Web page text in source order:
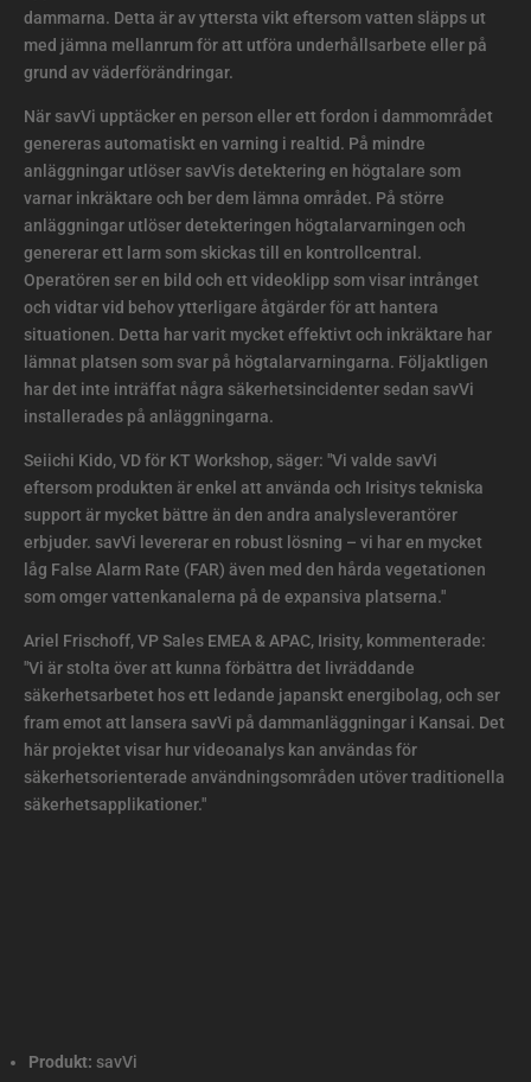
dammarna. Detta är av yttersta vikt eftersom vatten släpps ut
med jämna mellanrum för att utföra underhållsarbete eller på
grund av väderförändringar.
När savVi upptäcker en person eller ett fordon i dammområdet
genereras automatiskt en varning i realtid. På mindre
anläggningar utlöser savVis detektering en högtalare som
varnar inkräktare och ber dem lämna området. På större
anläggningar utlöser detekteringen högtalarvarningen och
genererar ett larm som skickas till en kontrollcentral.
Operatören ser en bild och ett videoklipp som visar intrånget
och vidtar vid behov ytterligare åtgärder för att hantera
situationen. Detta har varit mycket effektivt och inkräktare har
lämnat platsen som svar på högtalarvarningarna. Följaktligen
har det inte inträffat några säkerhetsincidenter sedan savVi
installerades på anläggningarna.
Seiichi Kido, VD för KT Workshop, säger: "Vi valde savVi
eftersom produkten är enkel att använda och Irisitys tekniska
support är mycket bättre än den andra analysleverantörer
erbjuder. savVi levererar en robust lösning – vi har en mycket
låg False Alarm Rate (FAR) även med den hårda vegetationen
som omger vattenkanalerna på de expansiva platserna."
Ariel Frischoff, VP Sales EMEA & APAC, Irisity, kommenterade:
"Vi är stolta över att kunna förbättra det livräddande
säkerhetsarbetet hos ett ledande japanskt energibolag, och ser
fram emot att lansera savVi på dammanläggningar i Kansai. Det
här projektet visar hur videoanalys kan användas för
säkerhetsorienterade användningsområden utöver traditionella
säkerhetsapplikationer."
Produkt: savVi